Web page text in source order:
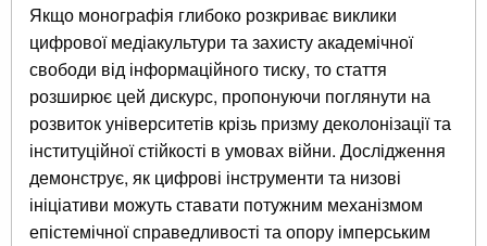
Якщо монографія глибоко розкриває виклики
цифрової медіакультури та захисту академічної
свободи від інформаційного тиску, то стаття
розширює цей дискурс, пропонуючи поглянути на
розвиток університетів крізь призму деколонізації та
інституційної стійкості в умовах війни. Дослідження
демонструє, як цифрові інструменти та низові
ініціативи можуть ставати потужним механізмом
епістемічної справедливості та опору імперським